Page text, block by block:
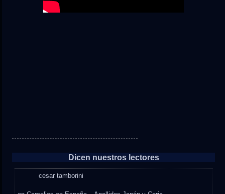
Dicen nuestros lectores
cesar tamborini